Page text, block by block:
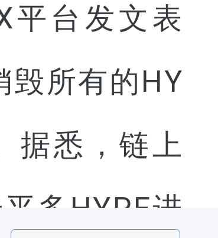
平台发文表
毁所有的HY
据悉，链上
多HYPE进